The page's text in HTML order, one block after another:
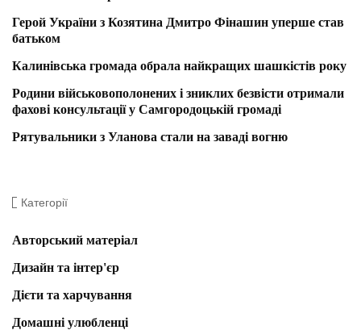
Герой України з Козятина Дмитро Фінашин уперше став
батьком
Калинівська громада обрала найкращих шашкістів року
Родини військовополонених і зниклих безвісти отримали
фахові консультації у Самгородоцькій громаді
Рятувальники з Уланова стали на заваді вогню
Категорії
Авторський матеріал
Дизайн та інтер'єр
Дієти та харчування
Домашні улюбленці